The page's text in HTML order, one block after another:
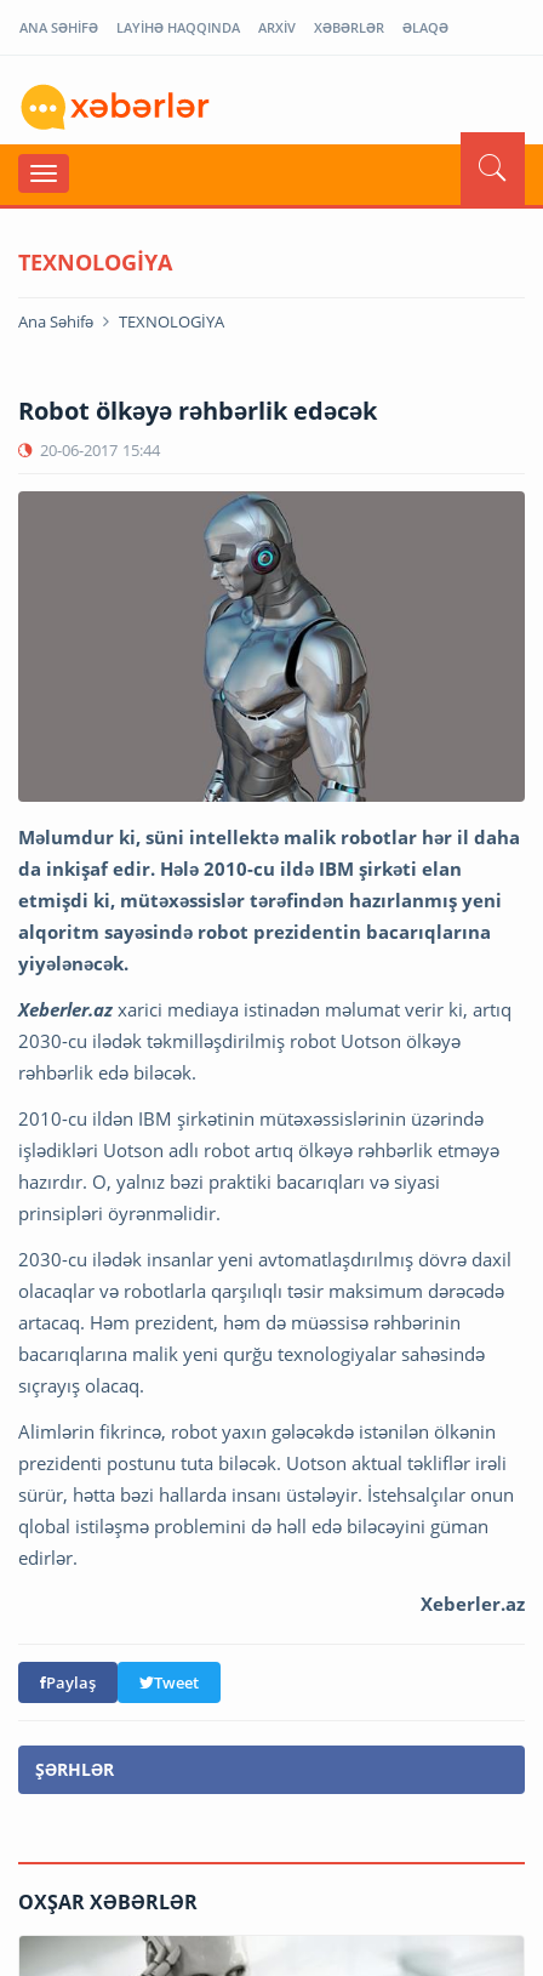
ANA SƏHİFƏ LAYİHƏ HAQQINDA ARXİV XƏBƏRLƏR ƏLAQƏ
TEXNOLOGİYA
Ana Səhifə TEXNOLOGİYA
Robot ölkəyə rəhbərlik edəcək
20-06-2017 15:44
Məlumdur ki, süni intellektə malik robotlar hər il daha
da inkişaf edir. Hələ 2010-cu ildə IBM şirkəti elan
etmişdi ki, mütəxəssislər tərəfindən hazırlanmış yeni
alqoritm sayəsində robot prezidentin bacarıqlarına
yiyələnəcək.
Xeberler.az xarici mediaya istinadən məlumat verir ki, artıq
2030-cu ilədək təkmilləşdirilmiş robot Uotson ölkəyə
rəhbərlik edə biləcək.
2010-cu ildən IBM şirkətinin mütəxəssislərinin üzərində
işlədikləri Uotson adlı robot artıq ölkəyə rəhbərlik etməyə
hazırdır. O, yalnız bəzi praktiki bacarıqları və siyasi
prinsipləri öyrənməlidir.
2030-cu ilədək insanlar yeni avtomatlaşdırılmış dövrə daxil
olacaqlar və robotlarla qarşılıqlı təsir maksimum dərəcədə
artacaq. Həm prezident, həm də müəssisə rəhbərinin
bacarıqlarına malik yeni qurğu texnologiyalar sahəsində
sıçrayış olacaq.
Alimlərin fikrincə, robot yaxın gələcəkdə istənilən ölkənin
prezidenti postunu tuta biləcək. Uotson aktual təkliflər irəli
sürür, hətta bəzi hallarda insanı üstələyir. İstehsalçılar onun
qlobal istiləşmə problemini də həll edə biləcəyini güman
edirlər.
Xeberler.az
Paylaş Tweet
ŞƏRHLƏR
OXŞAR XƏBƏRLƏR